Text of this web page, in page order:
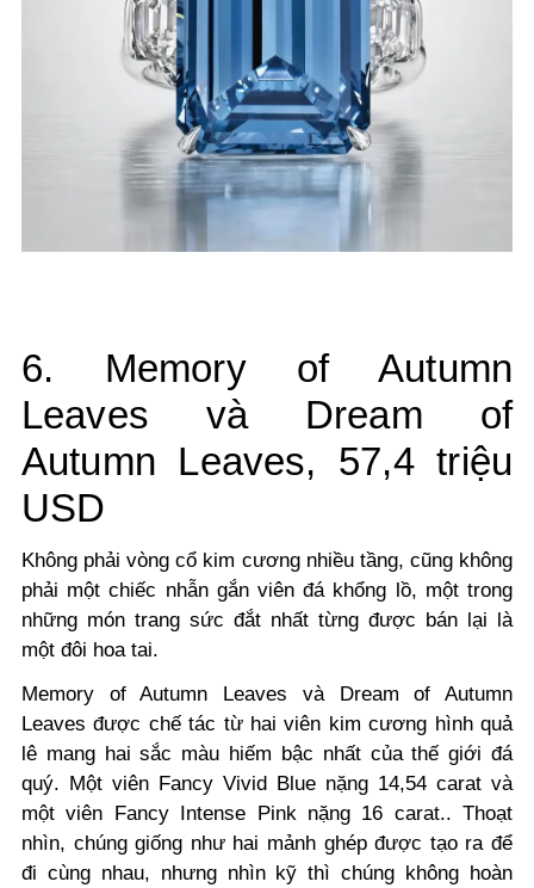
6. Memory of Autumn
Leaves và Dream of
Autumn Leaves, 57,4 triệu
USD
Không phải vòng cổ kim cương nhiều tầng, cũng không
phải một chiếc nhẫn gắn viên đá khổng lồ, một trong
những món trang sức đắt nhất từng được bán lại là
một đôi hoa tai.
Memory of Autumn Leaves và Dream of Autumn
Leaves được chế tác từ hai viên kim cương hình quả
lê mang hai sắc màu hiếm bậc nhất của thế giới đá
quý. Một viên Fancy Vivid Blue nặng 14,54 carat và
một viên Fancy Intense Pink nặng 16 carat.. Thoạt
nhìn, chúng giống như hai mảnh ghép được tạo ra để
đi cùng nhau, nhưng nhìn kỹ thì chúng không hoàn